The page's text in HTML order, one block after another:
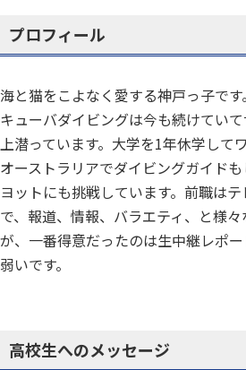
プロフィール
海と猫をこよなく愛する神戸っ子で
キューバダイビングは今も続けてい
上潜っています。大学を1年休学して
オーストラリアでダイビングガイド
ヨットにも挑戦しています。前職は
で、報道、情報、バラエティ、と様
が、一番得意だったのは生中継レポ
弱いです。
高校生へのメッセージ